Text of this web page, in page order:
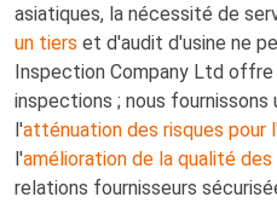
asiatiques, la nécessité de
un tiers et d'audit d'usine ne
Inspection Company Ltd offre
inspections ; nous
l'atténuation des risques pour
l'amélioration de la qualité
relations fournisseurs